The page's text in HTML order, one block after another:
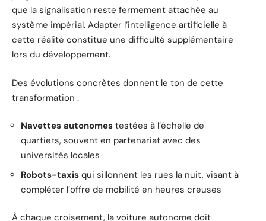
que la signalisation reste fermement attachée au
système impérial. Adapter l’intelligence artificielle à
cette réalité constitue une difficulté supplémentaire
lors du développement.
Des évolutions concrètes donnent le ton de cette
transformation :
Navettes autonomes testées à l’échelle de
quartiers, souvent en partenariat avec des
universités locales
Robots-taxis qui sillonnent les rues la nuit, visant à
compléter l’offre de mobilité en heures creuses
À chaque croisement, la voiture autonome doit